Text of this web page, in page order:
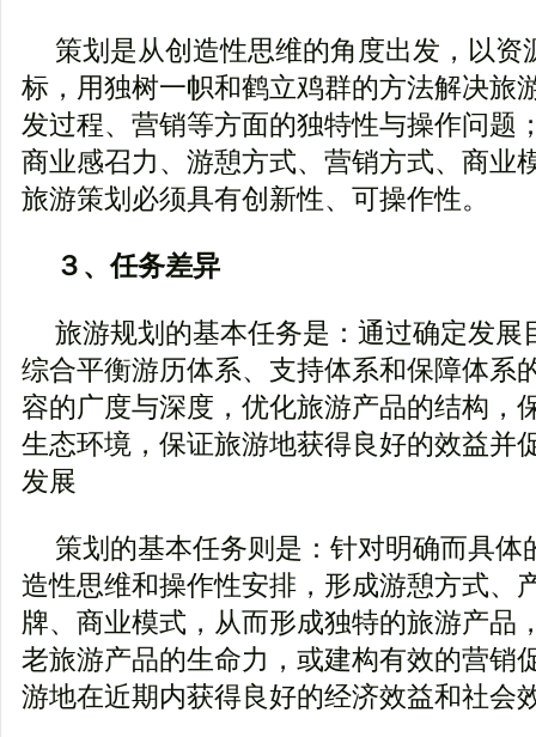
策划是从创造性思维的角度出发，以资
标，用独树一帜和鹤立鸡群的方法解决旅
发过程、营销等方面的独特性与操作问题
商业感召力、游憩方式、营销方式、商业
旅游策划必须具有创新性、可操作性。
３、任务差异
旅游规划的基本任务是：通过确定发展
综合平衡游历体系、支持体系和保障体系
容的广度与深度，优化旅游产品的结构，
生态环境，保证旅游地获得良好的效益并
发展
策划的基本任务则是：针对明确而具体
造性思维和操作性安排，形成游憩方式、
牌、商业模式，从而形成独特的旅游产品
老旅游产品的生命力，或建构有效的营销
游地在近期内获得良好的经济效益和社会